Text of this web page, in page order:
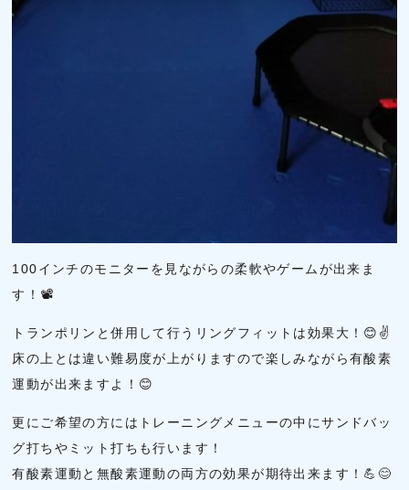
100インチのモニターを見ながらの柔軟やゲームが出来ま
す！📽
トランポリンと併用して行うリングフィットは効果大！😊✌
床の上とは違い難易度が上がりますので楽しみながら有酸素
運動が出来ますよ！😊
更にご希望の方にはトレーニングメニューの中にサンドバッ
グ打ちやミット打ちも行います！
有酸素運動と無酸素運動の両方の効果が期待出来ます！💪😊